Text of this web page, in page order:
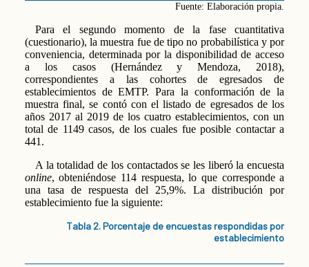
Fuente: Elaboración propia.
Para el segundo momento de la fase cuantitativa
(cuestionario), la muestra fue de tipo no probabilística y por
conveniencia, determinada por la disponibilidad de acceso
a los casos (Hernández y Mendoza, 2018),
correspondientes a las cohortes de egresados de
establecimientos de EMTP. Para la conformación de la
muestra final, se contó con el listado de egresados de los
años 2017 al 2019 de los cuatro establecimientos, con un
total de 1149 casos, de los cuales fue posible contactar a
441.
A la totalidad de los contactados se les liberó la encuesta
online, obteniéndose 114 respuesta, lo que corresponde a
una tasa de respuesta del 25,9%. La distribución por
establecimiento fue la siguiente:
Tabla 2. Porcentaje de encuestas respondidas por
establecimiento